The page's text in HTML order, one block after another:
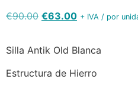
€90.00 €63.00 + IVA / por
Silla Antik Old Blanca
Estructura de Hierro